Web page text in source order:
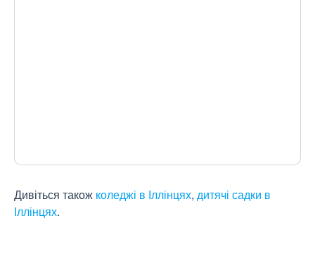
Дивіться також коледжі в Іллінцях, дитячі садки в
Іллінцях.